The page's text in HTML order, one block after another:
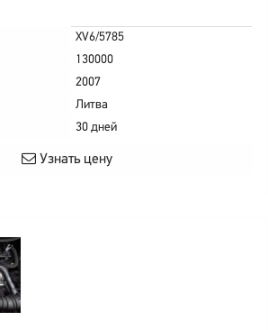
XV6/5785
130000
2007
Литва
30 дней
Узнать цену